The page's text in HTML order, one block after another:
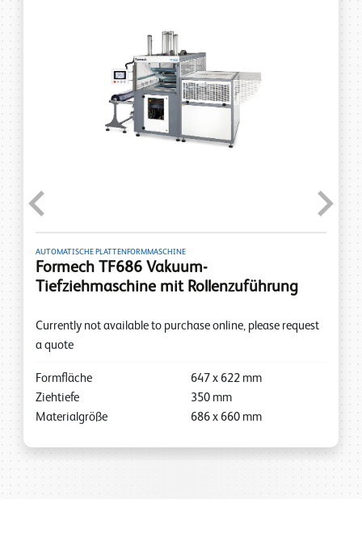
AUTOMATISCHE PLATTENFORMMASCHINE
Formech TF686 Vakuum-
Tiefziehmaschine mit Rollenzuführung
Currently not available to purchase online, please request
a quote
Formfläche 647 x 622 mm
Ziehtiefe
350 mm
Materialgröße
686 x 660 mm
Previous Next